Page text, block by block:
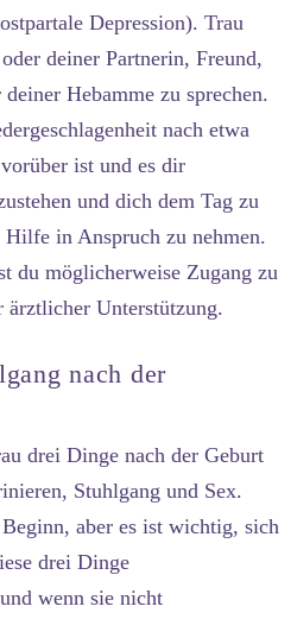
Depression). Trau
deiner Partnerin, Freund,
Hebamme zu sprechen.
nach etwa
ist und es dir
und dich dem Tag zu
in Anspruch zu nehmen.
du möglicherweise Zugang zu
ärztlicher Unterstützung.
nach der
drei Dinge nach der Geburt
Stuhlgang und Sex.
aber es ist wichtig, sich
drei Dinge
wenn sie nicht